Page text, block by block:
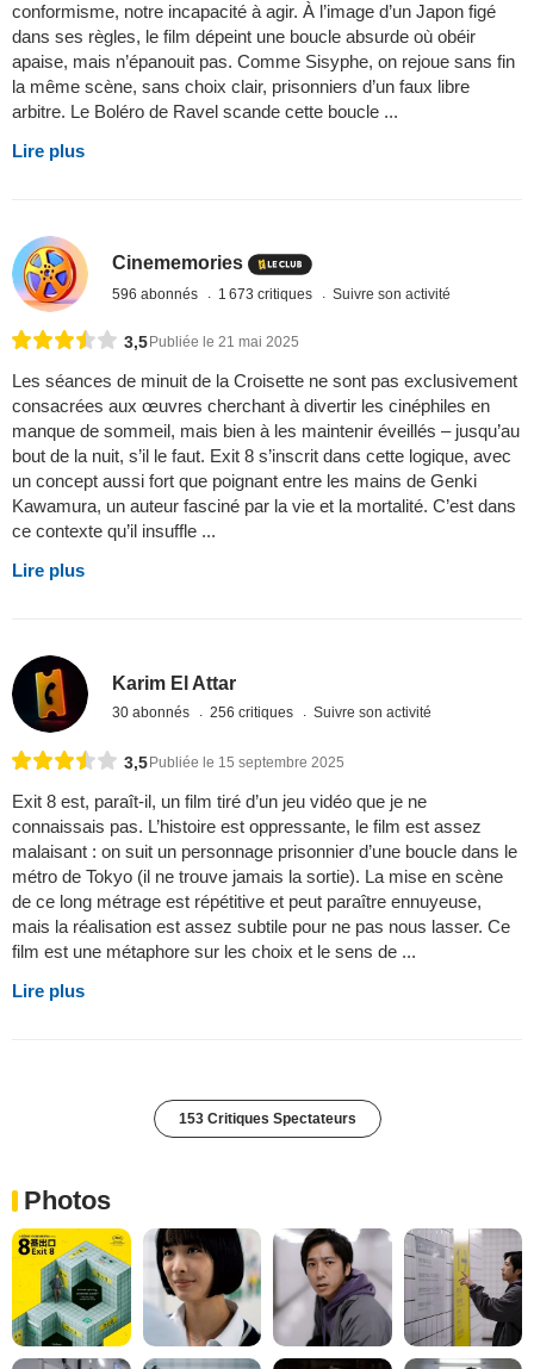
conformisme, notre incapacité à agir. À l’image d’un Japon figé
dans ses règles, le film dépeint une boucle absurde où obéir
apaise, mais n’épanouit pas. Comme Sisyphe, on rejoue sans fin
la même scène, sans choix clair, prisonniers d’un faux libre
arbitre. Le Boléro de Ravel scande cette boucle ...
Lire plus
Cinememories
596 abonnés 1 673 critiques Suivre son activité
3,5 Publiée le 21 mai 2025
Les séances de minuit de la Croisette ne sont pas exclusivement
consacrées aux œuvres cherchant à divertir les cinéphiles en
manque de sommeil, mais bien à les maintenir éveillés – jusqu’au
bout de la nuit, s’il le faut. Exit 8 s’inscrit dans cette logique, avec
un concept aussi fort que poignant entre les mains de Genki
Kawamura, un auteur fasciné par la vie et la mortalité. C’est dans
ce contexte qu’il insuffle ...
Lire plus
Karim El Attar
30 abonnés 256 critiques Suivre son activité
3,5Publiée le 15 septembre 2025
Exit 8 est, paraît-il, un film tiré d’un jeu vidéo que je ne
connaissais pas. L’histoire est oppressante, le film est assez
malaisant : on suit un personnage prisonnier d’une boucle dans le
métro de Tokyo (il ne trouve jamais la sortie). La mise en scène
de ce long métrage est répétitive et peut paraître ennuyeuse,
mais la réalisation est assez subtile pour ne pas nous lasser. Ce
film est une métaphore sur les choix et le sens de ...
Lire plus
153 Critiques Spectateurs
Photos